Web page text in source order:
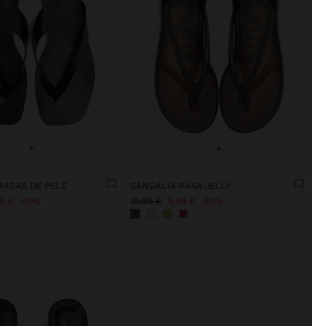
+
DE PELE
€ 47%
+
SANDÁLIA RASA JELLY
19,99 € 9,99 € 50%